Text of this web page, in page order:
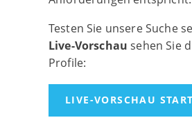
Testen Sie unsere Suche
Live-Vorschau sehen Sie
Profile:
LIVE-VORSCHAU